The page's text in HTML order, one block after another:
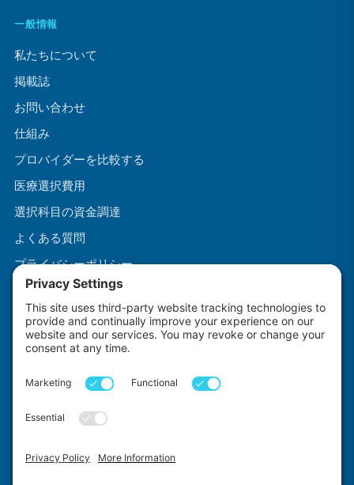
一般情報
私たちについて
掲載誌
お問い合わせ
仕組み
プロバイダーを比較する
医療選択費用
選択科目の資金調達
よくある質問
プライバシーポリシー
利用規約
クッキーポリシー